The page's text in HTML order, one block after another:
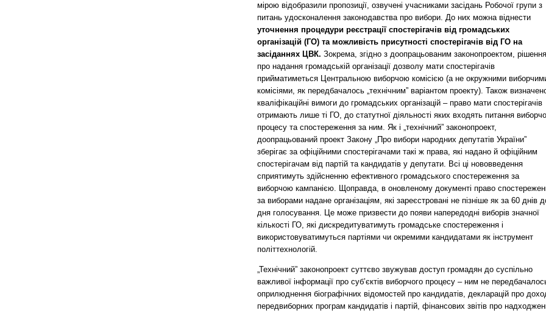
мірою відобразили пропозиції, озвучені учасниками засідань Робочої групи з
питань удосконалення законодавства про вибори. До них можна віднести
уточнення процедури реєстрації спостерігачів від громадських
організацій (ГО) та можливість присутності спостерігачів від ГО на
засіданнях ЦВК. Зокрема, згідно з доопрацьованим законопроектом, рішення
про надання громадській організації дозволу мати спостерігачів
прийматиметься Центральною виборчою комісією (а не окружними
комісіями, як передбачалось „технічним” варіантом проекту). Також
кваліфікаційні вимоги до громадських організацій – право мати спостерігачів
отримають лише ті ГО, до статутної діяльності яких входять питання
процесу та спостереження за ним. Як і „технічний” законопроект,
доопрацьований проект Закону „Про вибори народних депутатів України”
зберігає за офіційними спостерігачами такі ж права, які надано й офіційним
спостерігачам від партій та кандидатів у депутати. Всі ці нововведення
сприятимуть здійсненню ефективного громадського спостереження за
виборчою кампанією. Щоправда, в оновленому документі право
за виборами надане організаціям, які зареєстровані не пізніше як за 60 днів
дня голосування. Це може призвести до появи напередодні виборів значної
кількості ГО, які дискредитуватимуть громадське спостереження і
використовуватимуться партіями чи окремими кандидатами як інструмент
політтехнологій.
„Технічний” законопроект суттєво звужував доступ громадян до суспільно
важливої інформації про суб’єктів виборчого процесу – ним не
оприлюднення біографічних відомостей про кандидатів, декларацій про
передвиборних програм кандидатів і партій, фінансових звітів про